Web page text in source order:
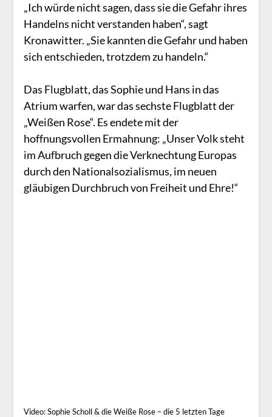
„Ich würde nicht sagen, dass sie die Gefahr ihres
Handelns nicht verstanden haben“, sagt
Kronawitter. „Sie kannten die Gefahr und haben
sich entschieden, trotzdem zu handeln.“
Das Flugblatt, das Sophie und Hans in das
Atrium warfen, war das sechste Flugblatt der
„Weißen Rose“. Es endete mit der
hoffnungsvollen Ermahnung: „Unser Volk steht
im Aufbruch gegen die Verknechtung Europas
durch den Nationalsozialismus, im neuen
gläubigen Durchbruch von Freiheit und Ehre!“
Video: Sophie Scholl & die Weiße Rose – die 5 letzten Tage